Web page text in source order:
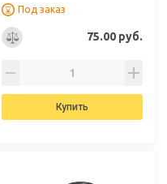
Под заказ
75.00 руб.
Купить